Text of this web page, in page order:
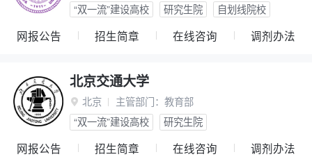
“双一流”建设高校
研究生院 自划线院校
网报公告 招生简章 在线咨询 调剂办法
北京交通大学
 北京 主管部门： 教育部
“双一流”建设高校
研究生院
网报公告 招生简章 在线咨询 调剂办法